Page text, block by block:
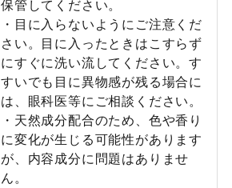
保管してください。
・目に入らないようにご注意くだ
さい。目に入ったときはこすらず
にすぐに洗い流してください。す
すいでも目に異物感が残る場合に
は、眼科医等にご相談ください。
・天然成分配合のため、色や香り
に変化が生じる可能性があります
が、内容成分に問題はありませ
ん。